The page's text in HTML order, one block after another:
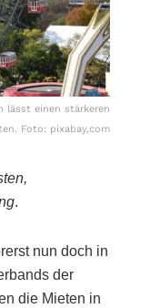
lässt einen stärkeren
Foto: pixabay,com
.
nun doch in
der
die Mieten in